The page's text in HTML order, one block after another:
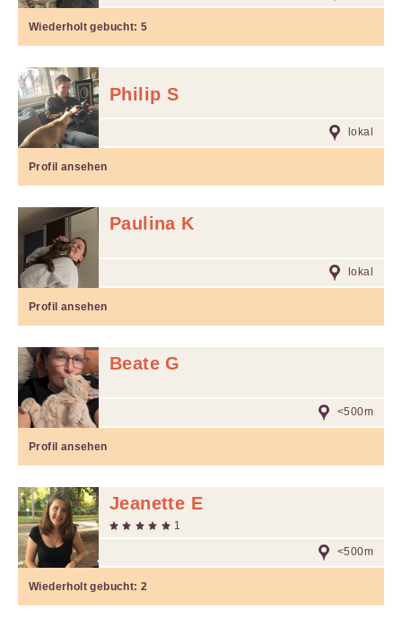
Wiederholt gebucht:5
Philip S
lokal
Profil ansehen
Paulina K
lokal
Profil ansehen
Beate G
<500m
Profil ansehen
Jeanette E
1
<500m
Wiederholt gebucht:2